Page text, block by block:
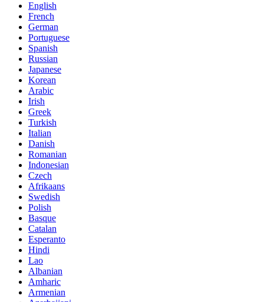
English
French
German
Portuguese
Spanish
Russian
Japanese
Korean
Arabic
Irish
Greek
Turkish
Italian
Danish
Romanian
Indonesian
Czech
Afrikaans
Swedish
Polish
Basque
Catalan
Esperanto
Hindi
Lao
Albanian
Amharic
Armenian